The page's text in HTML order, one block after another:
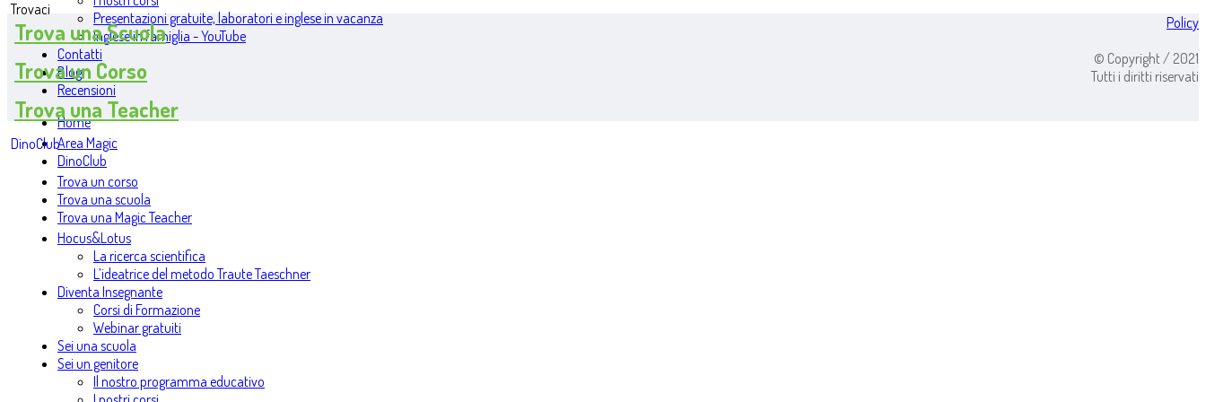
Presentazioni gratuite, laboratori e inglese in vacanza
Inglese in famiglia - YouTube
Contatti
Blog
Recensioni
Home
Area Magic
DinoClub
Trova un corso
Trova una scuola
Trova una Magic Teacher
Hocus&Lotus
La ricerca scientifica
L’ideatrice del metodo Traute Taeschner
Diventa Insegnante
Corsi di Formazione
Webinar gratuiti
Sei una scuola
Sei un genitore
Il nostro programma educativo
Trovaci
Trova una Scuola
Trova un Corso
Trova una Teacher
DinoClub
Policy
© Copyright / 2021
Tutti i diritti riservati